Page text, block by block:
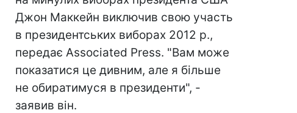
Джон Маккейн виключив свою участь
в президентських виборах 2012 р.,
передає Associated Press. "Вам може
показатися це дивним, але я більше
не обиратимуся в президенти", -
заявив він.